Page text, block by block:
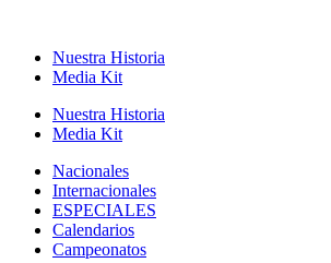
Nuestra Historia
Media Kit
Nuestra Historia
Media Kit
Nacionales
Internacionales
ESPECIALES
Calendarios
Campeonatos